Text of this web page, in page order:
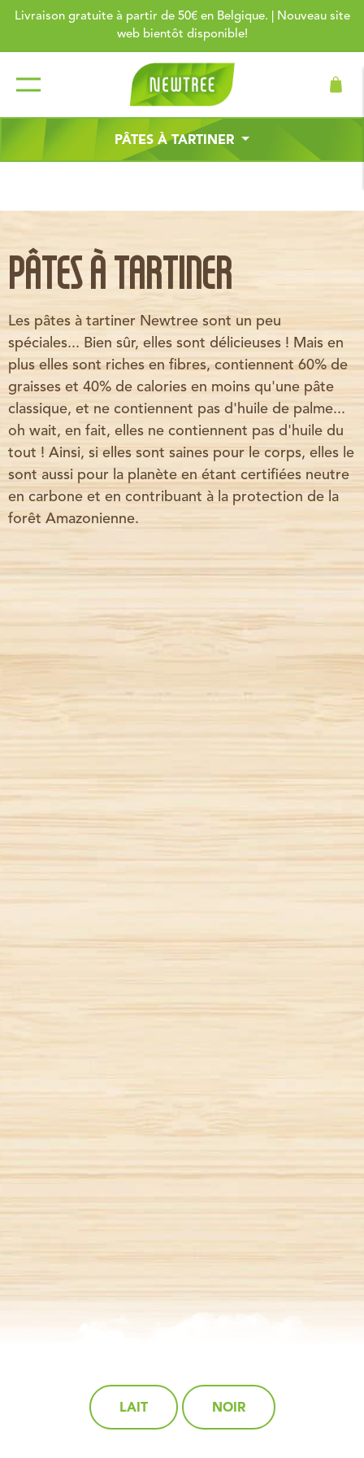
Livraison gratuite à partir de 50€ en Belgique. | Nouveau site
web bientôt disponible!
PÂTES À TARTINER
PÂTES À TARTINER
Les pâtes à tartiner Newtree sont un peu
spéciales... Bien sûr, elles sont délicieuses ! Mais en
plus elles sont riches en fibres, contiennent 60% de
graisses et 40% de calories en moins qu'une pâte
classique, et ne contiennent pas d'huile de palme...
oh wait, en fait, elles ne contiennent pas d'huile du
tout ! Ainsi, si elles sont saines pour le corps, elles le
sont aussi pour la planète en étant certifiées neutre
en carbone et en contribuant à la protection de la
forêt Amazonienne.
LAIT NOIR